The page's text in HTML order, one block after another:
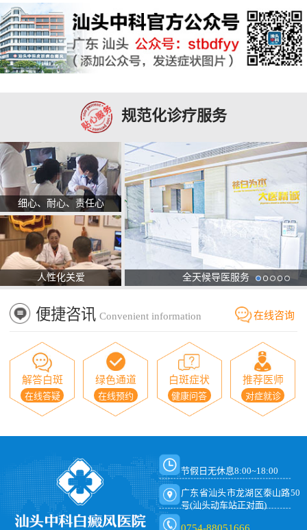
规范化诊疗服务
细心、耐心、责任心
人性化关爱 全天候导医服务
便捷咨讯 Convenient information 在线咨询
解答白斑
在线答疑
绿色通道
在线预约
白斑症状
健康问答
推荐医师
对症就诊
节假日无休息8:00~18:00
广东省汕头市龙湖区泰山路50
号(汕头动车站正对面)
0754-88051666